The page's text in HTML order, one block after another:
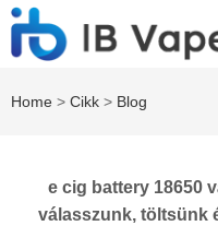
Home > Cikk > Blog
e cig battery 18650
válasszunk, töltsünk